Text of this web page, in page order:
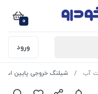
0
ورود
آب شیلنگ خروجی پایین اب رادیاتور